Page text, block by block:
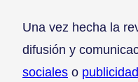
Una vez hecha la
difusión y
sociales o publicidad